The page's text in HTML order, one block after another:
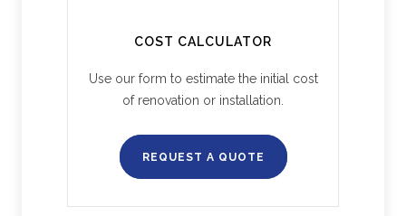
COST CALCULATOR
Use our form to estimate the initial cost
of renovation or installation.
REQUEST A QUOTE